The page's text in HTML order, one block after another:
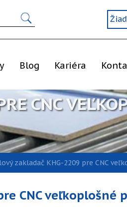
Blog Kariéra
CNC
zakladač KHG-2209 pre CNC
CNC veľkoplošné